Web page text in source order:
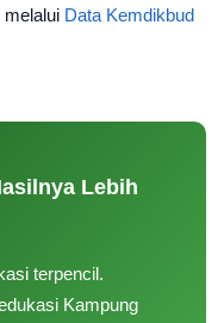
Data Kemdikbud
Lebih
terpencil.
Kampung